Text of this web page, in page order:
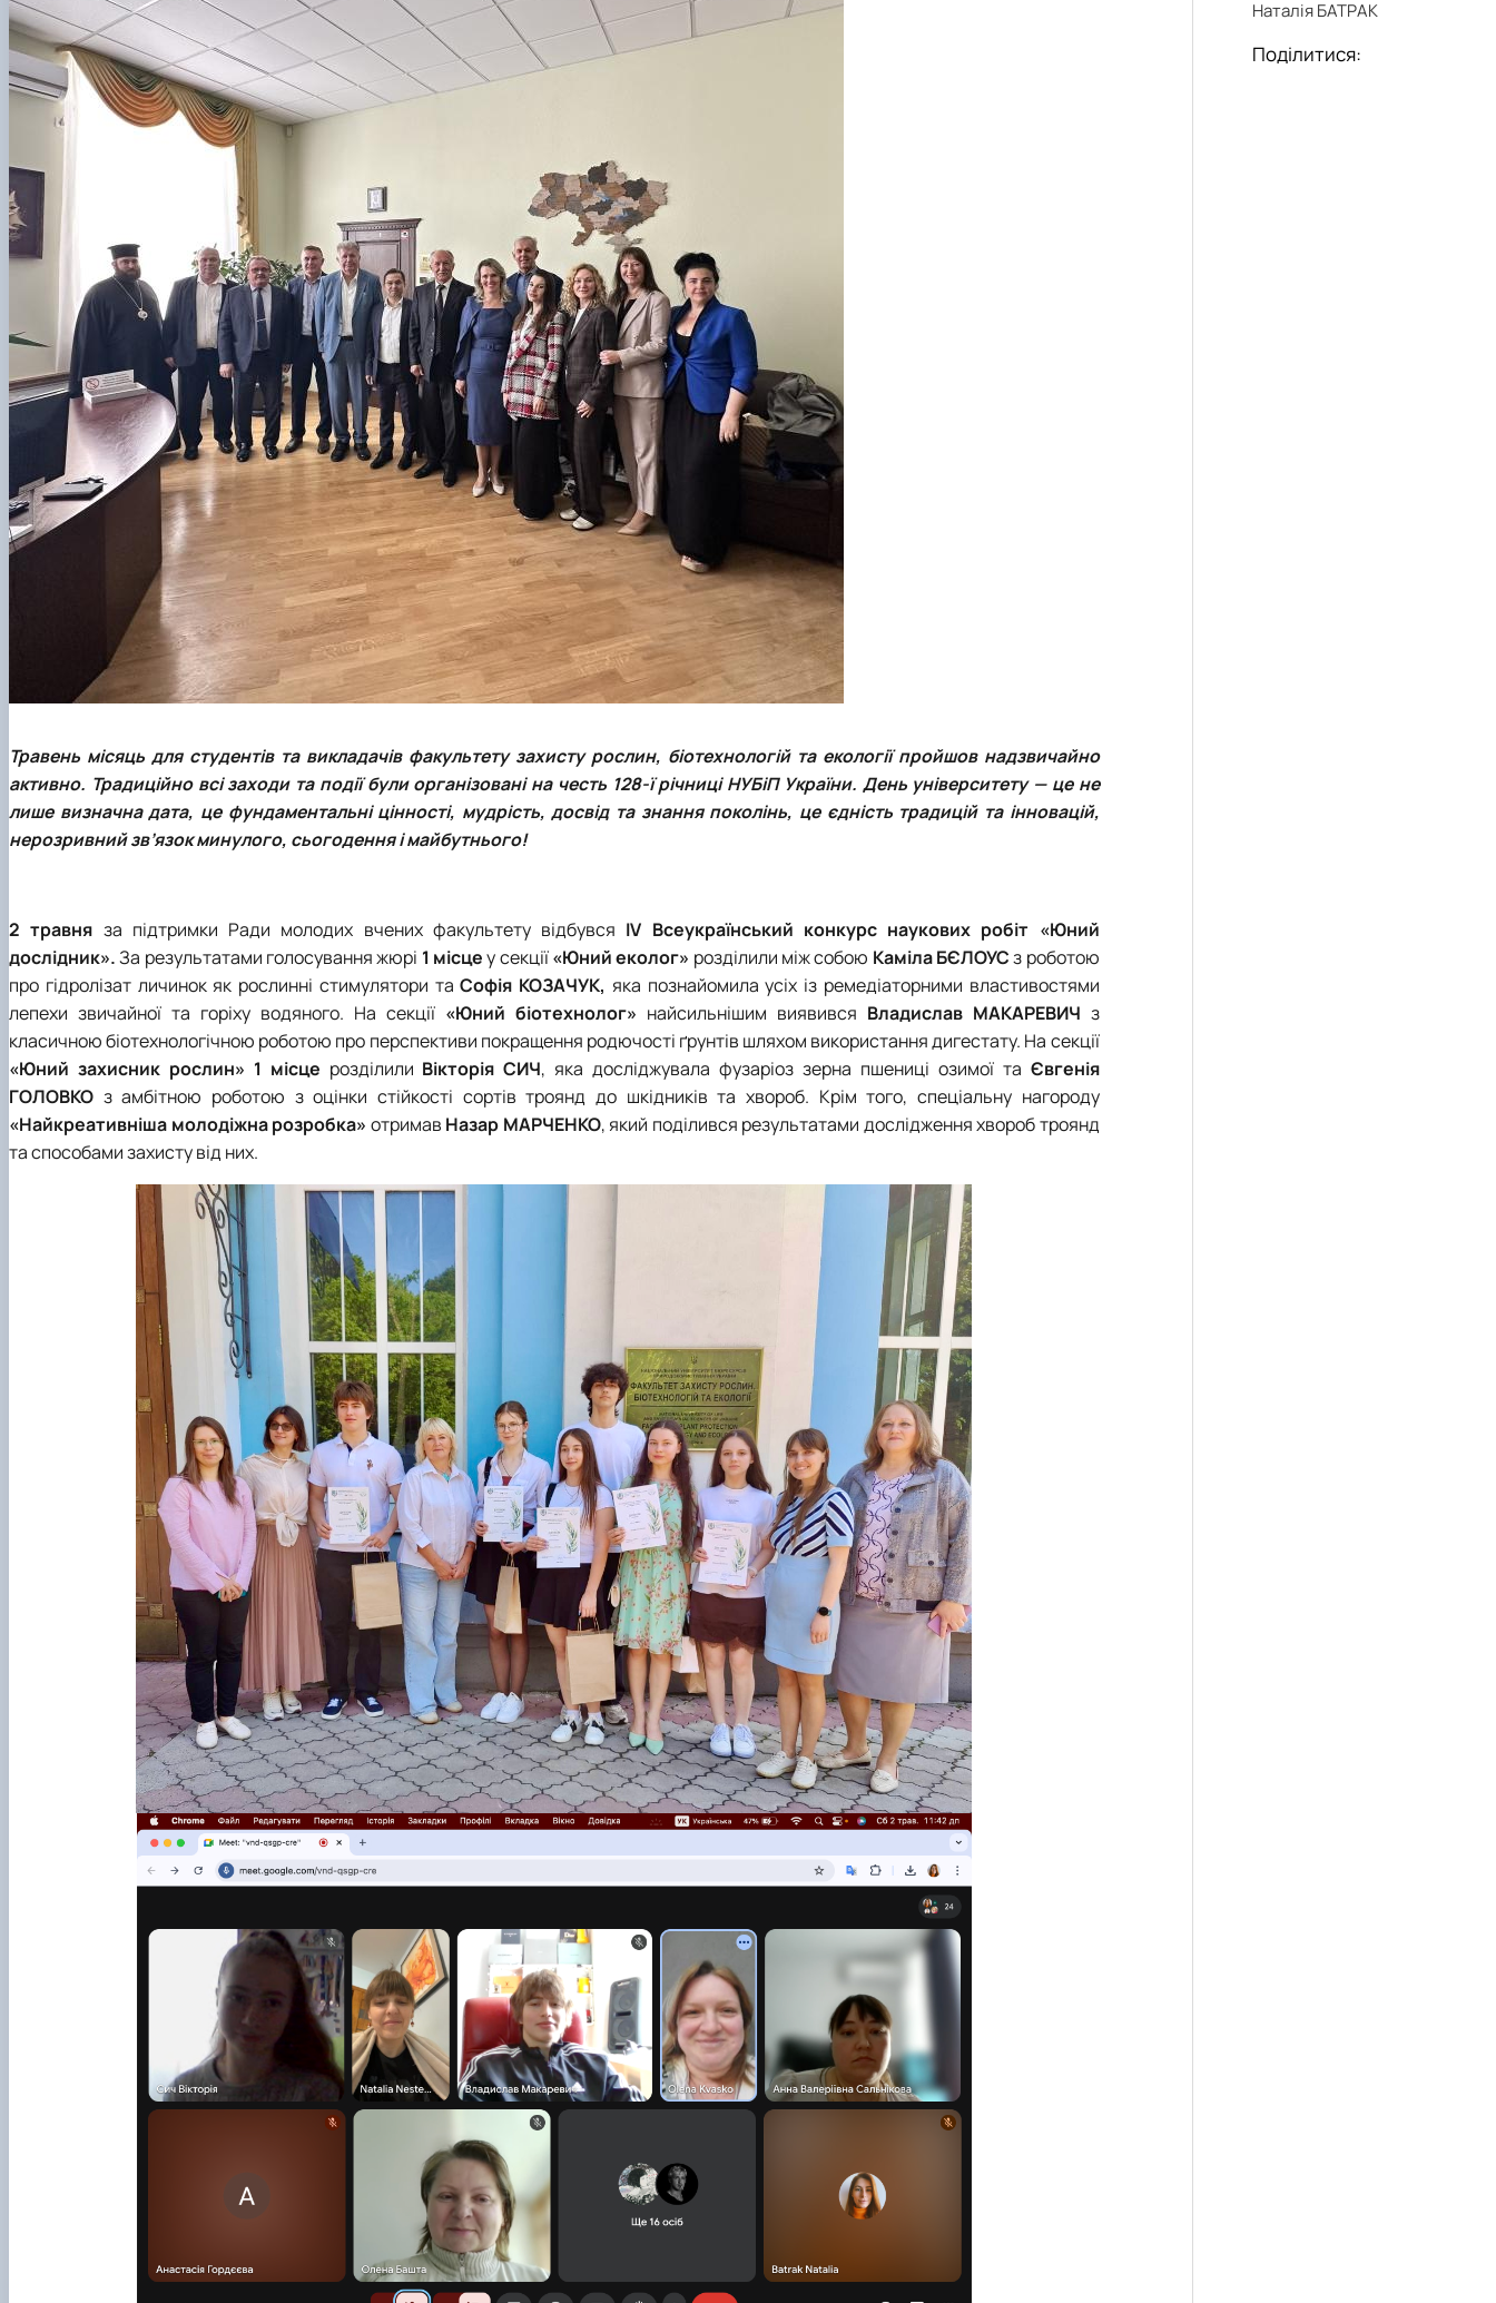
Відомі постаті факультету
ІІ етап Всеукраїнської олімпіади з дисципліни "Загальна екологія"
Забезпечення ОПП «Екологічна біотехнологія та біоенергетика»
Забезпечення ОПП «Екологія та охорона навколишнього середовища»
Забезпечення ОПП «Екологічний контроль та аудит»
Травень місяць для студентів та викладачівфакультету захисту рослин, біотехнологій та екології пройшов надзвичайно
активно. Традиційно всі заходи та події були організовані на честь 128-ї річниці НУБіП України. День університету — це не
лише визначна дата, це фундаментальні цінності, мудрість, досвід та знання поколінь, це єдність традицій та інновацій,
нерозривний зв’язок минулого, сьогодення і майбутнього!
2 травня за підтримки Ради молодих вчених факультету відбувся ІV Всеукраїнський конкурс наукових робіт «Юний
дослідник».За результатами голосування жюрі 1 місцеу секції«Юний еколог» розділили між собою Каміла БЄЛОУСз роботою
про гідролізат личинок як рослинні стимулятори таСофія КОЗАЧУК, яка познайомила усіх із ремедіаторними властивостями
лепехи звичайної та горіху водяного. На секції«Юний біотехнолог» найсильнішим виявився Владислав МАКАРЕВИЧ з
класичною біотехнологічною роботою про перспективи покращення родючості ґрунтів шляхом використання дигестату. На секції
«Юний захисник рослин» 1 місце розділили Вікторія СИЧ, яка досліджувала фузаріоз зерна пшениці озимої та Євгенія
ГОЛОВКО з амбітною роботою з оцінки стійкості сортів троянд до шкідників та хвороб. Крім того, спеціальну нагороду
«Найкреативніша молодіжна розробка» отримав Назар МАРЧЕНКО, який поділився результатами дослідження хвороб троянд
та способами захисту від них.
Наталія БАТРАК
Поділитися: